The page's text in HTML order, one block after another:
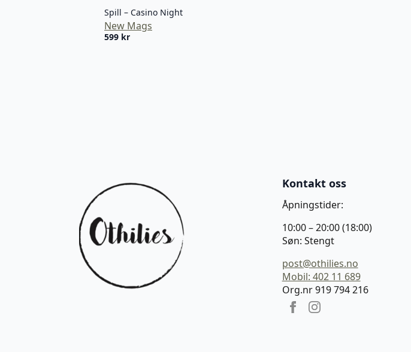
Spill – Casino Night
New Mags
599 kr
Kontakt oss
Åpningstider:
10:00 – 20:00 (18:00)
Søn: Stengt
post@othilies.no
Mobil: 402 11 689
Org.nr 919 794 216